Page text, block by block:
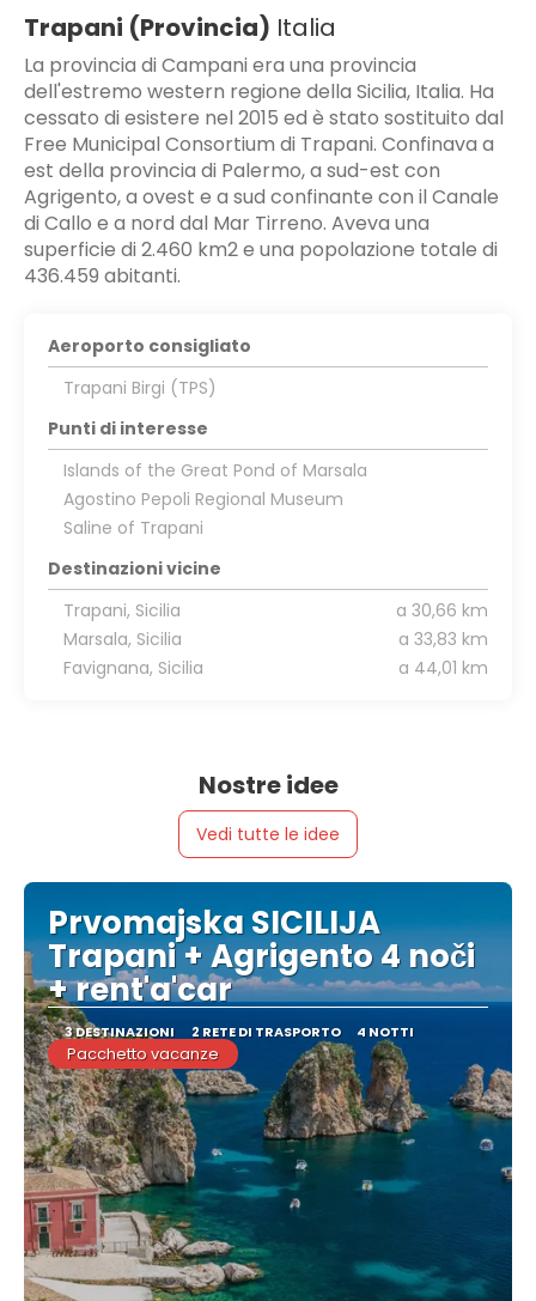
Trapani (Provincia) Italia
La provincia di Campani era una provincia
dell'estremo western regione della Sicilia, Italia. Ha
cessato di esistere nel 2015 ed è stato sostituito dal
Free Municipal Consortium di Trapani. Confinava a
est della provincia di Palermo, a sud-est con
Agrigento, a ovest e a sud confinante con il Canale
di Callo e a nord dal Mar Tirreno. Aveva una
superficie di 2.460 km2 e una popolazione totale di
436.459 abitanti.
Aeroporto consigliato
Trapani Birgi (TPS)
Punti di interesse
Islands of the Great Pond of Marsala
Agostino Pepoli Regional Museum
Saline of Trapani
Destinazioni vicine
Trapani, Sicilia
a 30,66 km
Marsala, Sicilia
a 33,83 km
Favignana, Sicilia
a 44,01 km
Nostre idee
Vedi tutte le idee
Prvomajska SICILIJA
Trapani + Agrigento 4 noči
+ rent'a'car
3 DESTINAZIONI 2 RETE DI TRASPORTO 4 NOTTI
Pacchetto vacanze